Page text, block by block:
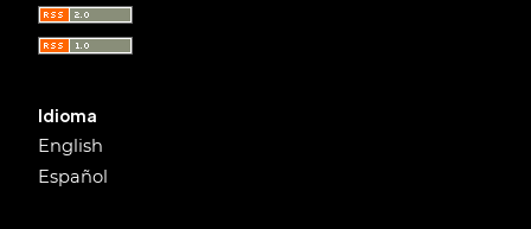
Idioma
English
Español